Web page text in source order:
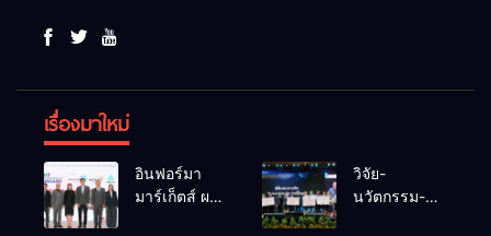
เรื่องมาใหม่
อินฟอร์มา
มาร์เก็ตส์ ผนึก
วิจัย-
นวัตกรรม-